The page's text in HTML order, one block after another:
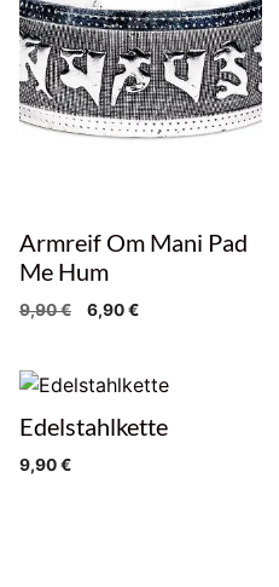
Armreif Om Mani Pad
Me Hum
9,90€
Ursprünglicher
9,90 €
6,90€Aktueller
6,90 €.
Edelstahlkette
9,90€